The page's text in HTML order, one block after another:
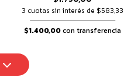
3 cuotas sin interés de $583,33
$1.400,00con transferencia